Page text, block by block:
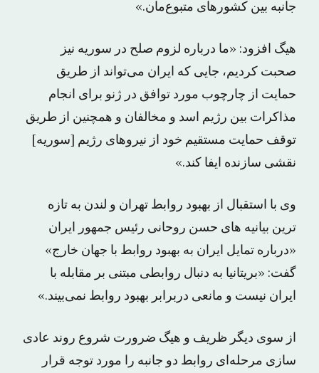
جانبه بین کشورهای متبوع‌مان.»
هیگ افزود: «ما درباره لزوم صلح در سوریه نیز
صحبت کردیم، جایی که ایران می‌تواند از طریق
حمایت از چارچوب مورد توافق در ژنو برای انجام
مذاکرات بین رژیم اسد و مخالفان و همچنین از طریق
توقف حمایت مستقیم خود از نیروهای رژیم [سوریه]
نقشی سازنده ایفا کند.»
وی با استقبال از بهبود روابط تهران و لندن به تازه
ترین بیانیه های حسن روحانی رئیس جمهور ایران
«درباره تمایل ایران به بهبود روابط با جهان خارج»
گفت: «بریتانیا به دنبال روابطی مبتنی بر مقابله با
ایران نیست و مانعی دربرابر بهبود روابط نمی‌بیند.»
از سوی دیگر ظریف و هیگ ضرورت شروع روند عادی
سازی مرحله‌ای روابط دو جانبه را مورد توجه قرار